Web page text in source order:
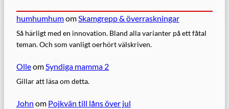
humhumhumomSkamgrepp & överraskningar
Så härligt med en innovation. Bland alla varianter på ett fåtal
teman. Och som vanligt oerhört välskriven.
OlleomSyndiga mamma 2
Gillar att läsa om detta.
John om Pojkvän till låns över jul